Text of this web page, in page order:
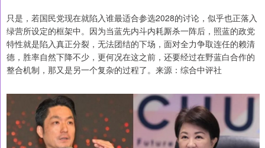
只是，若国民党现在就陷入谁最适合参选2028的讨论，似乎也正落入
绿营所设定的框架中。因为当蓝先内斗内耗厮杀一阵后，照蓝的政党
特性就是陷入真正分裂，无法团结的下场，面对全力争取连任的赖清
德，胜率自然下降不少，更何况在这之前，还要经过在野蓝白合作的
整合机制，那又是另一个复杂的过程了。来源：综合中评社